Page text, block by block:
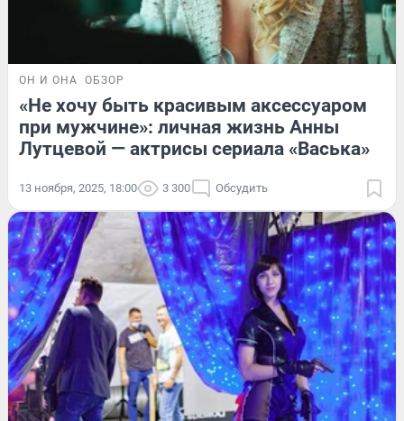
ОН И ОНА ОБЗОР
«Не хочу быть красивым аксессуаром
при мужчине»: личная жизнь Анны
Лутцевой — актрисы сериала «Васька»
13 ноября, 2025, 18:00 3 300 Обсудить